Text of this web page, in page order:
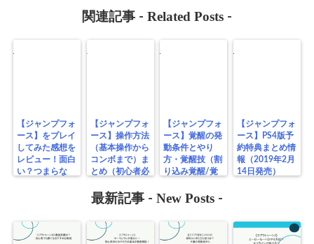
関連記事 - Related Posts -
【ジャンプフォ
ース】をプレイ
してみた感想を
レビュー！面白
い？つまらな
【ジャンプフォ
ース】操作方法
（基本操作から
コンボまで）ま
とめ（初心者必
【ジャンプフォ
ース】覚醒の発
動条件とやり
方・覚醒技（割
り込み覚醒/覚
いて分かりやす
【ジャンプフォ
ース】PS4版予
約特典まとめ情
報（2019年2月
14日発売）
最新記事 - New Posts -